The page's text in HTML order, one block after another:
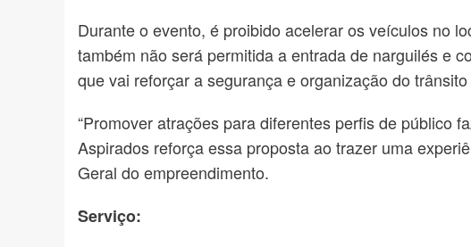
Durante o evento, é proibido acelerar os veículos no
também não será permitida a entrada de narguilés e
que vai reforçar a segurança e organização do
“Promover atrações para diferentes perfis de público
Aspirados reforça essa proposta ao trazer uma
Geral do empreendimento.
Serviço: